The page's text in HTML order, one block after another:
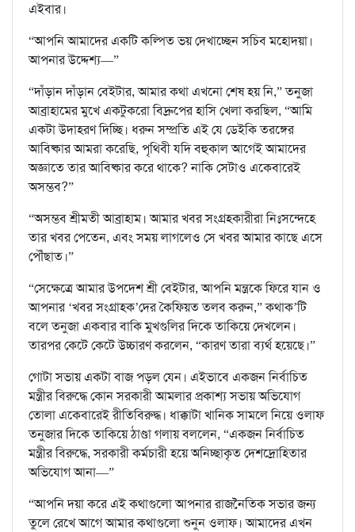
এইবার।
“আপনি আমাদের একটি কল্পিত ভয় দেখাচ্ছেন সচিব মহোদয়া।
আপনার উদ্দেশ্য—”
“দাঁড়ান দাঁড়ান বেইটার, আমার কথা এখনো শেষ হয় নি,” তনুজা
আব্রাহামের মুখে একটুকরো বিদ্রুপের হাসি খেলা করছিল, “আমি
একটা উদাহরণ দিচ্ছি। ধরুন সম্প্রতি এই যে ডেইকি তরঙ্গের
আবিষ্কার আমরা করেছি, পৃথিবী যদি বহুকাল আগেই আমাদের
অজ্ঞাতে তার আবিষ্কার করে থাকে? নাকি সেটাও একেবারেই
অসম্ভব?”
“অসম্ভব শ্রীমতী আব্রাহাম। আমার খবর সংগ্রহকারীরা নিঃসন্দেহে
তার খবর পেতেন, এবং সময় লাগলেও সে খবর আমার কাছে এসে
পৌঁছাত।”
“সেক্ষেত্রে আমার উপদেশ শ্রী বেইটার, আপনি মন্ত্রকে ফিরে যান ও
আপনার ‘খবর সংগ্রাহক’দের কৈফিয়ত তলব করুন,” কথাক’টি
বলে তনুজা একবার বাকি মুখগুলির দিকে তাকিয়ে দেখলেন।
তারপর কেটে কেটে উচ্চারণ করলেন, “কারণ তারা ব্যর্থ হয়েছে।”
গোটা সভায় একটা বাজ পড়ল যেন। এইভাবে একজন নির্বাচিত
মন্ত্রীর বিরুদ্ধে কোন সরকারী আমলার প্রকাশ্য সভায় অভিযোগ
তোলা একেবারেই রীতিবিরুদ্ধ। ধাক্কাটা খানিক সামলে নিয়ে ওলাফ
তনুজার দিকে তাকিয়ে ঠাণ্ডা গলায় বললেন, “একজন নির্বাচিত
মন্ত্রীর বিরুদ্ধে, সরকারী কর্মচারী হয়ে অনিচ্ছাকৃত দেশদ্রোহিতার
অভিযোগ আনা—”
“আপনি দয়া করে এই কথাগুলো আপনার রাজনৈতিক সভার জন্য
তুলে রেখে আগে আমার কথাগুলো শুনুন ওলাফ। আমাদের এখন